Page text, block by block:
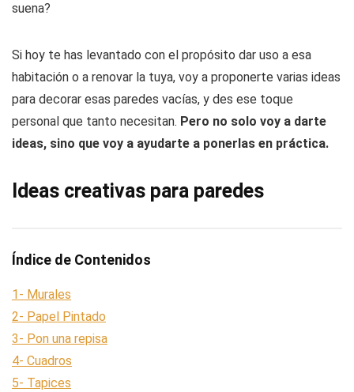
suena?
Si hoy te has levantado con el propósito dar uso a esa
habitación o a renovar la tuya, voy a proponerte varias ideas
para decorar esas paredes vacías, y des ese toque
personal que tanto necesitan. Pero no solo voy a darte
ideas, sino que voy a ayudarte a ponerlas en práctica.
Ideas creativas para paredes
Índice de Contenidos
1- Murales
2- Papel Pintado
3- Pon una repisa
4- Cuadros
5- Tapices